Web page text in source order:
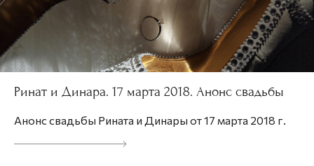
Ринат и Динара. 17 марта 2018. Анонс свадьбы
Анонс свадьбы Рината и Динары от 17 марта 2018 г.